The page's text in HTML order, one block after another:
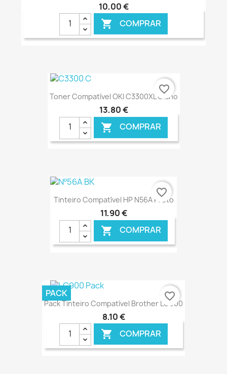
10,00 €
 COMPRAR
€ ONLINE
Toner Compatível OKI C3300XL Ciano
13,80 €
 COMPRAR
€ ONLINE
favorite_border
Tinteiro Compatível HP N56A Preto
11,90 €
 COMPRAR
€ ONLINE
favorite_border
Pack Tinteiro Compatível Brother LC900
8,10 €
 COMPRAR
PACK favorite_border